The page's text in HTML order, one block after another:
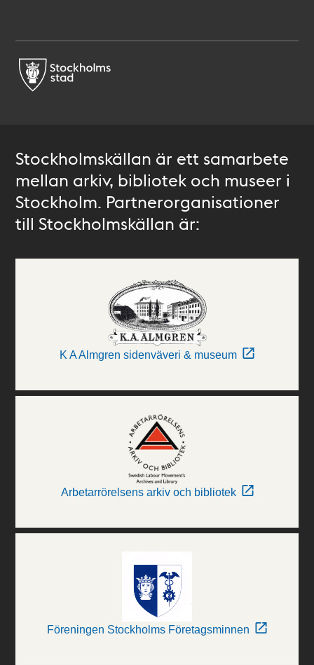
Stockholmskällan är ett samarbete
mellan arkiv, bibliotek och museer i
Stockholm. Partnerorganisationer
till Stockholmskällan är:
K A Almgren sidenväveri & museum
Arbetarrörelsens arkiv och bibliotek
Föreningen Stockholms Företagsminnen